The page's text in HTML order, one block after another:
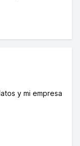
y mi empresa